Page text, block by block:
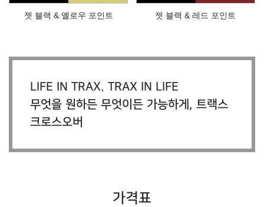
젯 블랙 & 옐로우 포인트 젯 블랙 & 레드 포인트
LIFE IN TRAX. TRAX IN LIFE
무엇을 원하든 무엇이든 가능하게, 트랙스
크로스오버
가격표